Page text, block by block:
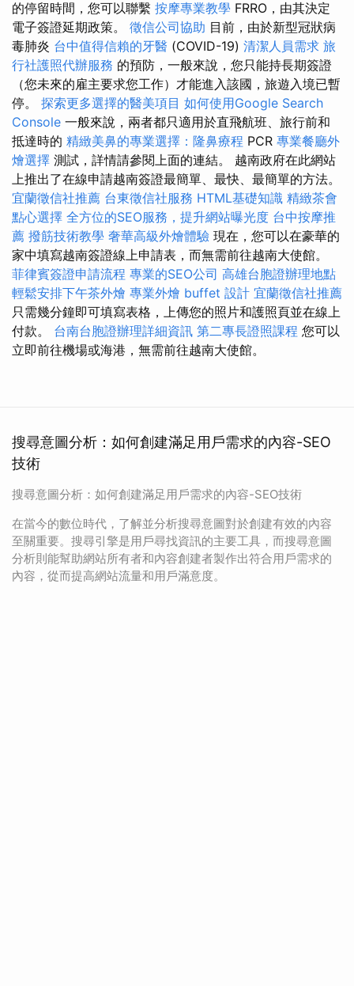
的停留時間，您可以聯繫 按摩專業教學 FRRO，由其決定
電子簽證延期政策。 徵信公司協助 目前，由於新型冠狀病
毒肺炎 台中值得信賴的牙醫 (COVID-19) 清潔人員需求 旅
行社護照代辦服務 的預防，一般來說，您只能持長期簽證
（您未來的雇主要求您工作）才能進入該國，旅遊入境已暫
停。 探索更多選擇的醫美項目 如何使用Google Search
Console 一般來說，兩者都只適用於直飛航班、旅行前和
抵達時的 精緻美鼻的專業選擇：隆鼻療程 PCR 專業餐廳外
燴選擇 測試，詳情請參閱上面的連結。 越南政府在此網站
上推出了在線申請越南簽證最簡單、最快、最簡單的方法。
宜蘭徵信社推薦 台東徵信社服務 HTML基礎知識 精緻茶會
點心選擇 全方位的SEO服務，提升網站曝光度 台中按摩推
薦 撥筋技術教學 奢華高級外燴體驗 現在，您可以在豪華的
家中填寫越南簽證線上申請表，而無需前往越南大使館。
菲律賓簽證申請流程 專業的SEO公司 高雄台胞證辦理地點
輕鬆安排下午茶外燴 專業外燴 buffet 設計 宜蘭徵信社推薦
只需幾分鐘即可填寫表格，上傳您的照片和護照頁並在線上
付款。 台南台胞證辦理詳細資訊 第二專長證照課程 您可以
立即前往機場或海港，無需前往越南大使館。
搜尋意圖分析：如何創建滿足用戶需求的內容-SEO
技術
搜尋意圖分析：如何創建滿足用戶需求的內容-SEO技術
在當今的數位時代，了解並分析搜尋意圖對於創建有效的內容
至關重要。搜尋引擎是用戶尋找資訊的主要工具，而搜尋意圖
分析則能幫助網站所有者和內容創建者製作出符合用戶需求的
內容，從而提高網站流量和用戶滿意度。